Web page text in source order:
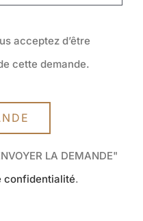
acceptez d’être
cette demande.
LA DEMANDE"
confidentialité.